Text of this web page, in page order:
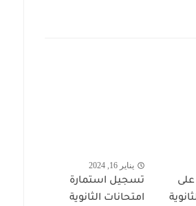
يناير 16, 2024
تسجيل استمارة
امتحانات الثانوية